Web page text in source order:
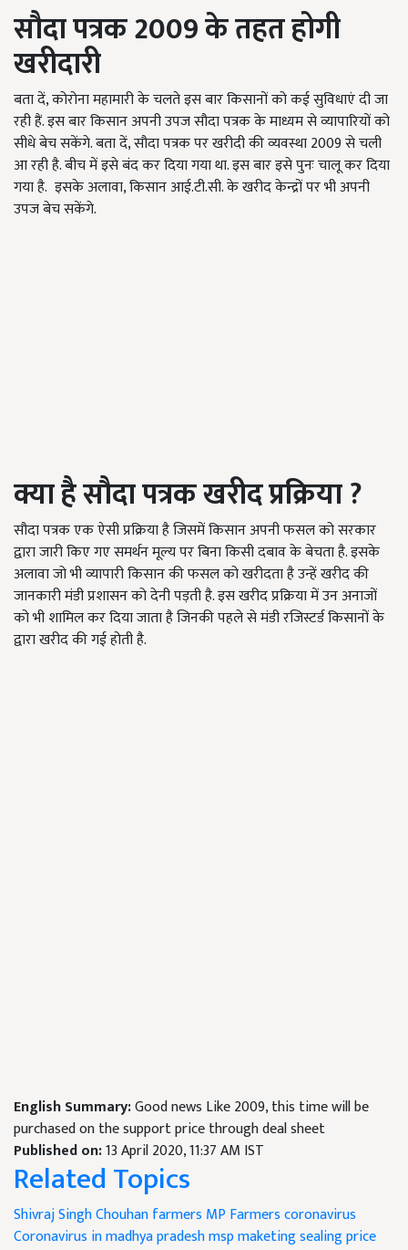
सौदापत्रक2009केतहतहोगी
खरीदारी
बता दें, कोरोना महामारी के चलते इस बार किसानों को कई सुविधाएं दी जा
रही हैं. इस बार किसान अपनी उपज सौदा पत्रक के माध्यम से व्यापारियों को
सीधे बेच सकेंगे. बता दें, सौदा पत्रक पर खरीदी की व्यवस्था 2009 से चली
आ रही है. बीच में इसे बंद कर दिया गया था. इस बार इसे पुनः चालू कर दिया
गया है. इसके अलावा, किसान आई.टी.सी. के खरीद केन्द्रों पर भी अपनी
उपज बेच सकेंगे.
क्याहैसौदापत्रकखरीदप्रक्रिया?
सौदा पत्रक एक ऐसी प्रक्रिया है जिसमें किसान अपनी फसल को सरकार
द्वारा जारी किए गए समर्थन मूल्य पर बिना किसी दबाव के बेचता है. इसके
अलावा जो भी व्यापारी किसान की फसल को खरीदता है उन्हें खरीद की
जानकारी मंडी प्रशासन को देनी पड़ती है. इस खरीद प्रक्रिया में उन अनाजों
को भी शामिल कर दिया जाता है जिनकी पहले से मंडी रजिस्टर्ड किसानों के
द्वारा खरीद की गई होती है.
English Summary:Good news Like 2009, this time will be
purchased on the support price through deal sheet
Published on:13 April 2020, 11:37 AM IST
Related Topics
Shivraj Singh Chouhanfarmers MP Farmerscoronavirus
Coronavirus in madhya pradeshmspmaketing sealing price